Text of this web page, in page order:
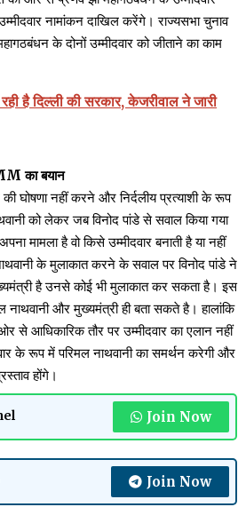
नामांकन दाखिल करेंगे। राज्यसभा चुनाव
के दोनों उम्मीदवार को जीताने का काम
है दिल्ली की सरकार, केजरीवाल ने जारी
का बयान
की घोषणा नहीं करने और निर्दलीय प्रत्याशी के रूप
को लेकर जब विनोद पांडे से सवाल किया गया
मामला है वो किसे उम्मीदवार बनाती है या नहीं
के मुलाकात करने के सवाल पर विनोद पांडे ने
है उनसे कोई भी मुलाकात कर सकता है। इस
नाथवानी और मुख्यमंत्री ही बता सकते है। हालांकि
से आधिकारिक तौर पर उम्मीदवार का एलान नहीं
के रूप में परिमल नाथवानी का समर्थन करेगी और
होंगे।
Join Now
Join Now